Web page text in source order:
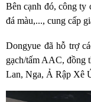
Bên cạnh đó, công ty
đá màu,..., cung cấp
Dongyue đã hỗ trợ
gạch/tấm AAC, đồng
Lan, Nga, Ả Rập Xê